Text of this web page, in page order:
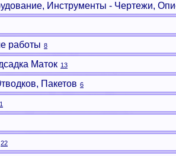
Инструменты - Чертежи,
работы 8
Маток 13
Пакетов 6
1
22